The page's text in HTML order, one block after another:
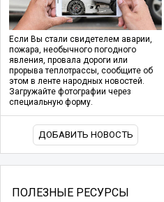
Если Вы стали свидетелем аварии,
пожара, необычного погодного
явления, провала дороги или
прорыва теплотрассы, сообщите об
этом в ленте народных новостей.
Загружайте фотографии через
специальную форму.
ДОБАВИТЬ НОВОСТЬ
ПОЛЕЗНЫЕ РЕСУРСЫ